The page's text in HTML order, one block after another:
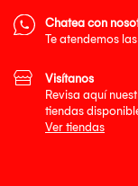
Chatea con
Te atendemos
Visítanos
Revisa aquí
tiendas
Ver tiendas